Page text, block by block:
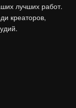
лучших работ.
креаторов,